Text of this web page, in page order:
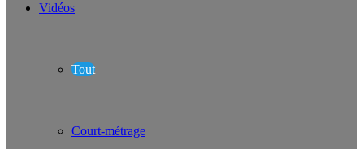
Vidéos
Tout
Court-métrage